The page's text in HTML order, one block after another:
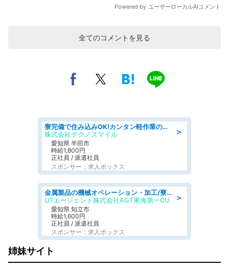
全てのコメントを見る
＞
寮完備で住み込みOK!カンタン軽作業のお仕事 denso aichi
株式会社テクノスマイル
愛知県 半田市
時給1,800円
正社員 / 派遣社員
スポンサー：求人ボックス
＞
金属製品の機械オペレーション・加工/寮完備/日払い/工場・製造
UTエージェント株式会社AGT東海第一CU
愛知県 知立市
時給1,600円
正社員 / 派遣社員
スポンサー：求人ボックス
姉妹サイト